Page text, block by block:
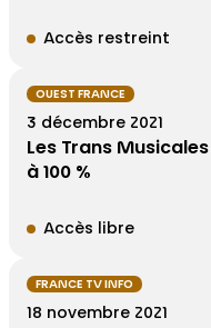
Accès restreint
OUEST FRANCE
3 décembre 2021
Les Trans
à 100 %
Accès libre
FRANCE TV INFO
18 novembre 2021